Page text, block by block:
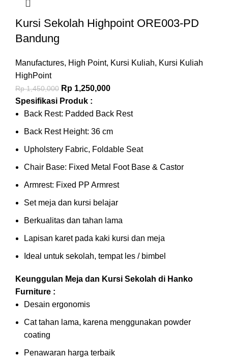
Kursi Sekolah Highpoint ORE003-PD
Bandung
Manufactures, High Point, Kursi Kuliah, Kursi Kuliah
HighPoint
Rp1,450,000 Rp 1,250,000
Spesifikasi Produk :
Back Rest: Padded Back Rest
Back Rest Height: 36 cm
Upholstery Fabric, Foldable Seat
Chair Base: Fixed Metal Foot Base & Castor
Armrest: Fixed PP Armrest
Set meja dan kursi belajar
Berkualitas dan tahan lama
Lapisan karet pada kaki kursi dan meja
Ideal untuk sekolah, tempat les / bimbel
Keunggulan Meja dan Kursi Sekolah di Hanko
Furniture :
Desain ergonomis
Cat tahan lama, karena menggunakan powder
coating
Penawaran harga terbaik